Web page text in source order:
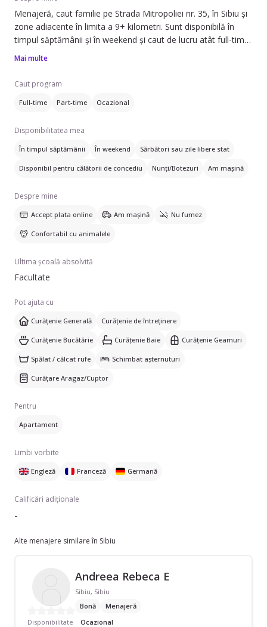
Menajeră, caut familie pe Strada Mitropoliei nr. 35, în Sibiu și
zone adiacente în limita a 9+ kilometri. Sunt disponibilă în
timpul săptămânii și în weekend și caut de lucru atât full-time,
cât și part-time sau ocazional.
Pot să ofer ajutor cu: spălat haine, schimbat așternuturi,
curățare aragaz/cuptor. Ofer servicii de curățenie generală,
curățenie de întreținere, curățenie bucătărie, curățenie baie și
pot lucra în apartamente.
Mai multe
Caut program
Full-time Part-time Ocazional
Disponibilitatea mea
În timpul săptămânii În weekend Sărbători sau zile libere stat
Disponibil pentru călătorii de concediu Nunți/Botezuri Am mașină
Despre mine
Accept plata online Am mașină Nu fumez
Confortabil cu animalele
Ultima școală absolvită
Facultate
Pot ajuta cu
Curățenie Generală Curățenie de întreținere
Curățenie Bucătărie Curățenie Baie Curățenie Geamuri
Spălat / călcat rufe Schimbat așternuturi
Curățare Aragaz/Cuptor
Pentru
Apartament
Limbi vorbite
Engleză Franceză Germană
Calificări adiționale
-
Alte menajere similare în Sibiu
Andreea Rebeca E
Sibiu, Sibiu
Bonă
Menajeră
Disponibilitate
Ocazional